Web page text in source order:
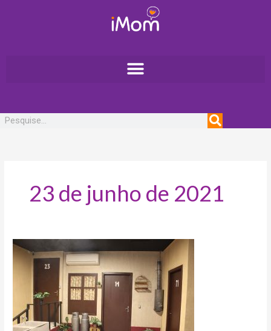
23 de junho de 2021
Escape
60
apresenta
sala
do